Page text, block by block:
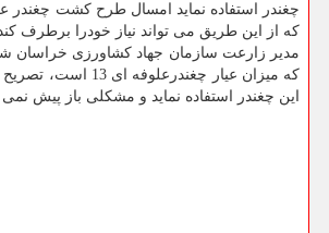
چغندر استفاده نماید امسال طرح كشت چغندر
كه از این طریق می تواند نیاز خودرا برطرف
مدیر زارعت سازمان جهاد كشاورزی خراسان
كه میزان عیار
این چغندر استفاده نماید و مشكلی باز پیش نمی